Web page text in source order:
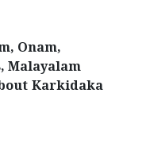
Onam,
Malayalam
Karkidaka